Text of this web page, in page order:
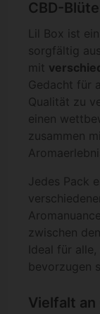
CBD-
Lil Box ist
sorgfältig
mit
Gedacht für
Qualität zu
einen
zusammen
Jedes Pack
zwischen
Ideal für
bevorzugen
Vielfalt an